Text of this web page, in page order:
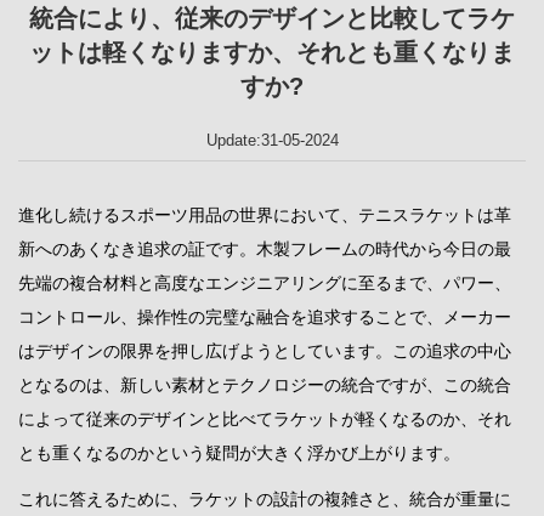
統合により、従来のデザインと比較してラケ
ットは軽くなりますか、それとも重くなりま
すか?
Update:31-05-2024
進化し続けるスポーツ用品の世界において、テニスラケットは革
新へのあくなき追求の証です。木製フレームの時代から今日の最
先端の複合材料と高度なエンジニアリングに至るまで、パワー、
コントロール、操作性の完璧な融合を追求することで、メーカー
はデザインの限界を押し広げようとしています。この追求の中心
となるのは、新しい素材とテクノロジーの統合ですが、この統合
によって従来のデザインと比べてラケットが軽くなるのか、それ
とも重くなるのかという疑問が大きく浮かび上がります。
これに答えるために、ラケットの設計の複雑さと、統合が重量に